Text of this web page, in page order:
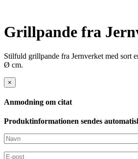
Grillpande fra
Stilfuld grillpande fra Jernverket med sort
Ø cm.
×
Anmodning om citat
Produktinformationen sendes